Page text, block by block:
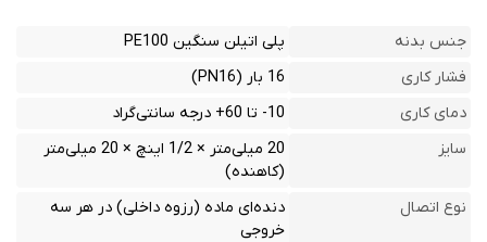
جنس بدنه
پلی اتیلن سنگین PE100
فشار کاری
16 بار (PN16)
دمای کاری
10- تا 60+ درجه سانتی‌گراد
سایز
20 میلی‌متر × 1/2 اینچ × 20 میلی‌متر
(کاهنده)
نوع اتصال
دنده‌ای ماده (رزوه داخلی) در هر سه
خروجی